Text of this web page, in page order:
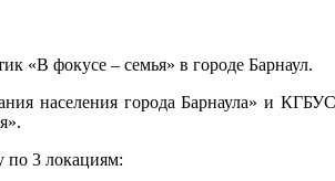
«В фокусе – семья» в городе Барнаул.
населения города Барнаула» и
по 3 локациям: